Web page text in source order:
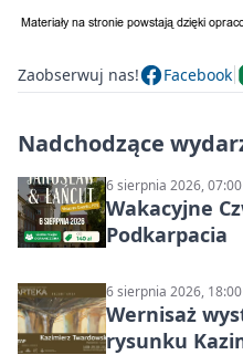
Zaobserwuj nas! Facebook
Nadchodzące
6 sierpnia 2026, 07:00
Wakacyjne
Podkarpacia
6 sierpnia 2026, 18:00
Wernisaż
rysunku